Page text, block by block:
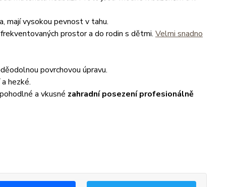
mají vysokou pevnost v tahu.
prostor a do rodin s dětmi. Velmi snadno
povrchovou úpravu.
hezké.
a vkusné zahradní posezení profesionálně